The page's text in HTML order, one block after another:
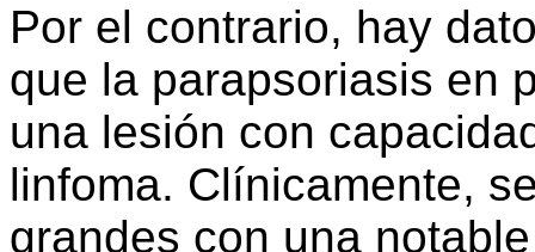
Por el contrario, hay
que la parapsoriasis en
una lesión con
linfoma. Clínicamente,
grandes con una